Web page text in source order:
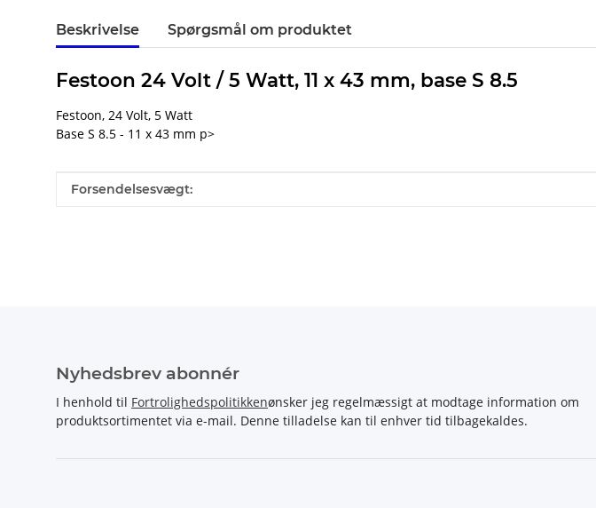
Beskrivelse Spørgsmål om produktet
Festoon 24 Volt / 5 Watt, 11 x 43 mm, base S 8.5
Festoon, 24 Volt, 5 Watt
Base S 8.5 - 11 x 43 mm p>
#productDetails.itemInformation#
#productDetails.itemValue#
Forsendelsesvægt:
Nyhedsbrev abonnér
I henhold til Fortrolighedspolitikkenønsker jeg regelmæssigt at modtage information om
produktsortimentet via e-mail. Denne tilladelse kan til enhver tid tilbagekaldes.